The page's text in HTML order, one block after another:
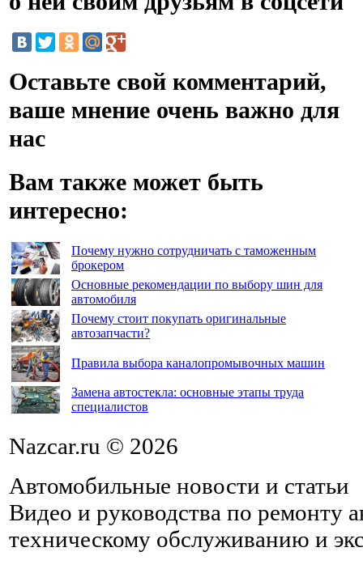
Оставьте свой комментарий,
ваше мнение очень важно для
нас
Вам также может быть
интересно:
Почему нужно сотрудничать с таможенным
брокером
Основные рекомендации по выбору шин для
автомобиля
Почему стоит покупать оригинальные
автозапчасти?
Правила выбора каналопромывочных машин
Замена автостекла: основные этапы труда
специалистов
Nazcar.ru © 2026
Автомобильные новости и статьи
Видео и руководства по ремонту
техническому обслуживанию и